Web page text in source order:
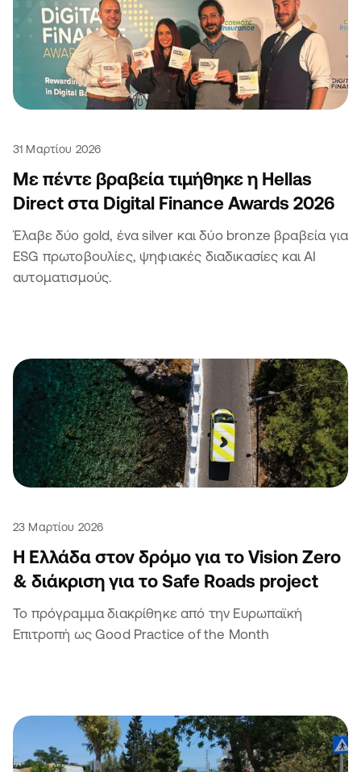
31 Μαρτίου 2026
Με πέντε βραβεία τιμήθηκε η Hellas
Direct στα Digital Finance Awards 2026
Έλαβε δύο gold, ένα silver και δύο bronze βραβεία για
ESG πρωτοβουλίες, ψηφιακές διαδικασίες και ΑΙ
αυτοματισμούς.
23 Μαρτίου 2026
Η Ελλάδα στον δρόμο για το Vision Zero
& διάκριση για το Safe Roads project
Το πρόγραμμα διακρίθηκε από την Ευρωπαϊκή
Επιτροπή ως Good Practice of the Month